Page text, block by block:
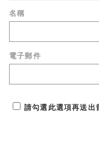
名稱
電子郵件
請勾選此選項再送出